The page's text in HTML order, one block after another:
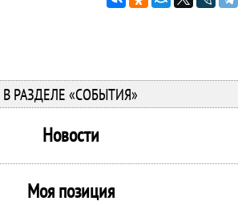
В РАЗДЕЛЕ «СОБЫТИЯ»
Новости
Моя позиция